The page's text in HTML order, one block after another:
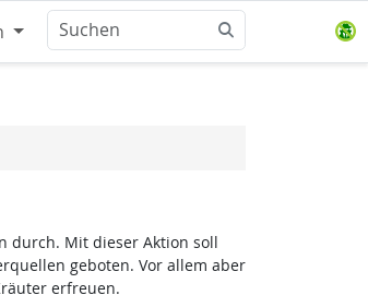
durch. Mit dieser Aktion soll
geboten. Vor allem aber
erfreuen.